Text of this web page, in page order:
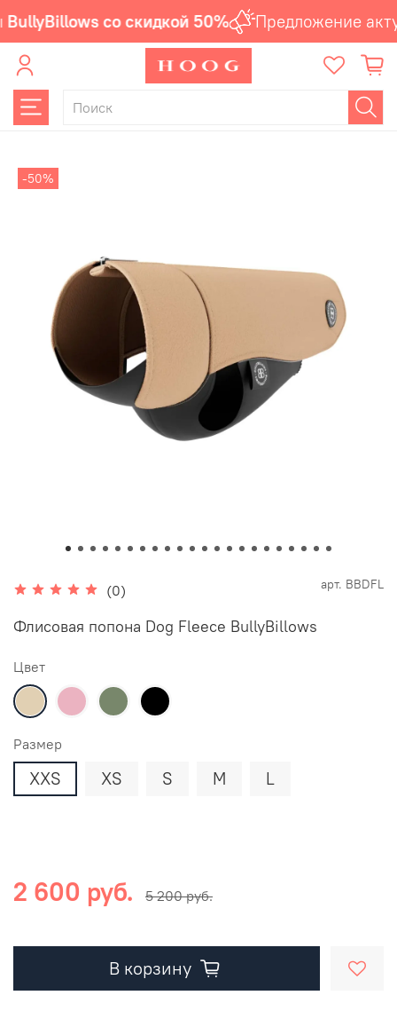
со скидкой 50% Предложение
-50%
(0) арт. BBDFL
Флисовая попона Dog Fleece BullyBillows
Цвет
Размер
XXS XS S M L
2 600 руб. 5 200 руб.
В корзину